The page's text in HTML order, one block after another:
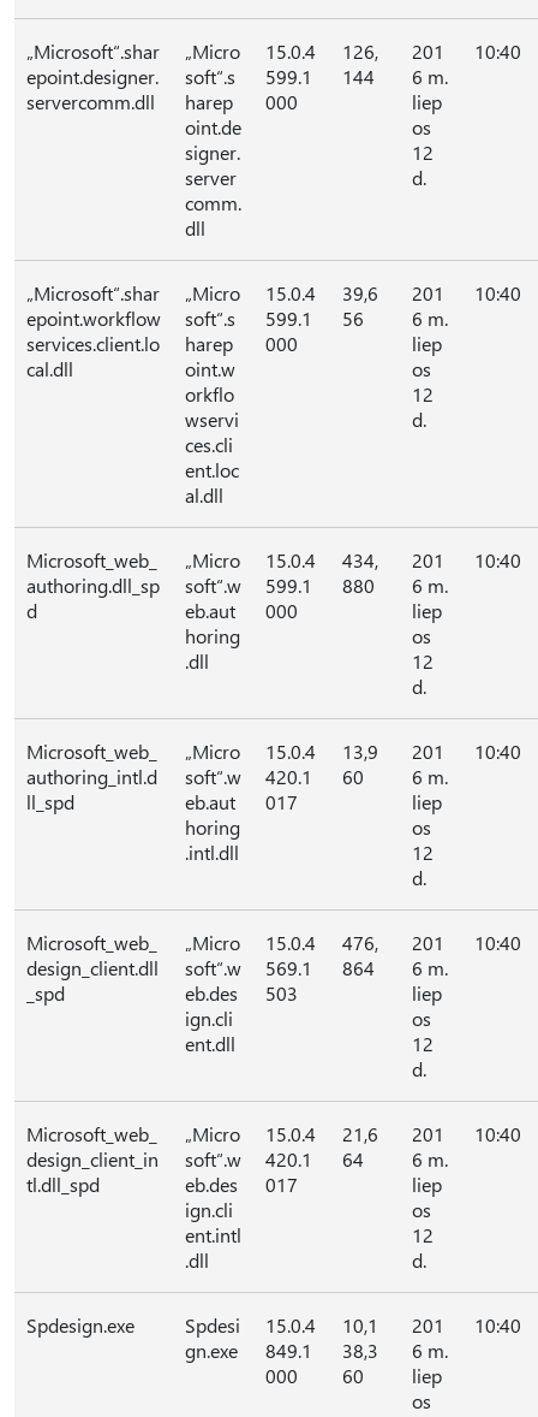
„Microsoft“.shar
epoint.designer.
servercomm.dll
„Micro
soft“.s
harep
oint.de
signer.
server
comm.
dll
15.0.4
599.1
000
126,
144
201
6 m.
liep
os
12
d.
10:40
„Microsoft“.shar
epoint.workflow
services.client.lo
cal.dll
„Micro
soft“.s
harep
oint.w
orkflo
wservi
ces.cli
ent.loc
al.dll
15.0.4
599.1
000
39,6
56
201
6 m.
liep
os
12
d.
10:40
Microsoft_web_
authoring.dll_sp
d
„Micro
soft“.w
eb.aut
horing
.dll
15.0.4
599.1
000
434,
880
201
6 m.
liep
os
12
d.
10:40
Microsoft_web_
authoring_intl.d
ll_spd
„Micro
soft“.w
eb.aut
horing
.intl.dll
15.0.4
420.1
017
13,9
60
201
6 m.
liep
os
12
d.
10:40
Microsoft_web_
design_client.dll
_spd
„Micro
soft“.w
eb.des
ign.cli
ent.dll
15.0.4
569.1
503
476,
864
201
6 m.
liep
os
12
d.
10:40
Microsoft_web_
design_client_in
tl.dll_spd
„Micro
soft“.w
eb.des
ign.cli
ent.intl
.dll
15.0.4
420.1
017
21,6
64
201
6 m.
liep
os
12
d.
10:40
Spdesign.exe
Spdesi
gn.exe
15.0.4
849.1
000
10,1
38,3
60
201
6 m.
liep
os
10:40